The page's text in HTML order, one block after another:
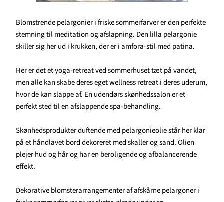
Blomstrende pelargonier i friske sommerfarver er den perfekte
stemning til meditation og afslapning. Den lilla pelargonie
skiller sig her ud i krukken, der er i amfora-stil med patina.
Her er det et yoga-retreat ved sommerhuset tæt på vandet,
men alle kan skabe deres eget wellness retreat i deres uderum,
hvor de kan slappe af. En udendørs skønhedssalon er et
perfekt sted til en afslappende spa-behandling.
Skønhedsprodukter duftende med pelargonieolie står her klar
på et håndlavet bord dekoreret med skaller og sand. Olien
plejer hud og hår og har en beroligende og afbalancerende
effekt.
Dekorative blomsterarrangementer af afskårne pelargoner i